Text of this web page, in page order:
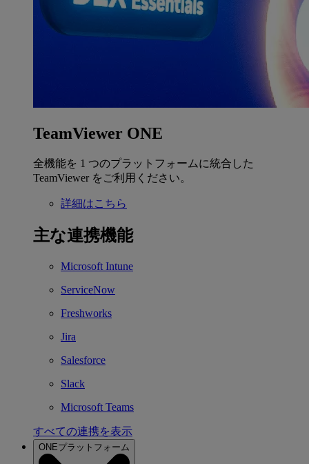
TeamViewer ONE
全機能を 1 つのプラットフォームに統合した
TeamViewer をご利用ください。
詳細はこちら
主な連携機能
Microsoft Intune
ServiceNow
Freshworks
Jira
Salesforce
Slack
Microsoft Teams
すべての連携を表示
ONEプラットフォーム